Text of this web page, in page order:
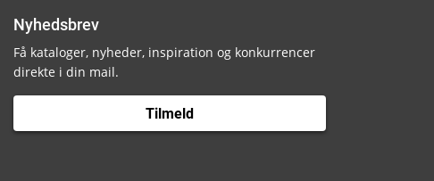
Nyhedsbrev
Få kataloger, nyheder, inspiration og konkurrencer
direkte i din mail.
Tilmeld